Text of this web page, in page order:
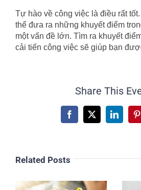
Tự hào về công việc là điều rất
thể đưa ra những khuyết điểm
một vấn đề lớn. Tìm ra khuyết
cải tiến công việc sẽ giúp bạn
Share This
Facebook
X LinkedIn
Related Posts